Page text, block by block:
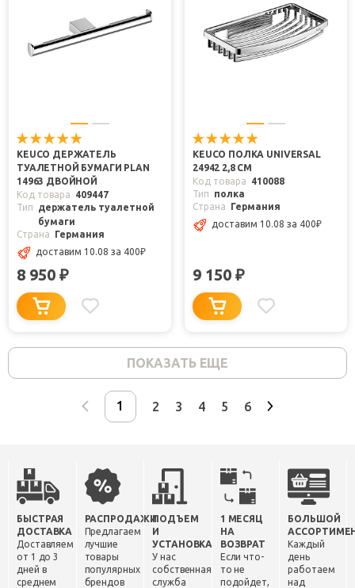
KEUCO ДЕРЖАТЕЛЬ
ТУАЛЕТНОЙ БУМАГИ PLAN
14963 ДВОЙНОЙ
Код товара
409447
Тип
держатель туалетной
бумаги
Страна
Германия
доставим 10.08 за 400₽
8 950 ₽
KEUCO ПОЛКА UNIVERSAL
24942 2,8 СМ
Код товара
410088
Тип
полка
Страна
Германия
доставим 10.08 за 400₽
9 150 ₽
ПОКАЗАТЬ ЕЩЕ
2 3 4 5 6
БЫСТРАЯ
ДОСТАВКА
Доставляем
от 1 до 3
дней в
среднем
РАСПРОДАЖИ
Предлагаем
лучшие
товары
популярных
брендов
ПОДЪЕМ
И
УСТАНОВКА
У нас
собственная
служба
1 МЕСЯЦ
НА
ВОЗВРАТ
Если что-
то не
подойдет,
БОЛЬШОЙ
Каждый
день
работаем
над